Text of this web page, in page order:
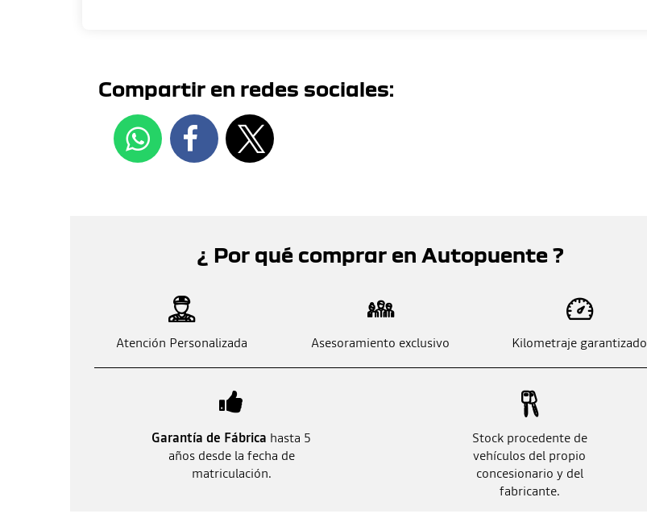
Compartir en redes sociales:
¿ Por qué comprar en Autopuente ?
Atención Personalizada Asesoramiento exclusivo Kilometraje garantizado
Garantía de Fábrica hasta 5
años desde la fecha de
matriculación.
Stock procedente de
vehículos del propio
concesionario y del
fabricante.